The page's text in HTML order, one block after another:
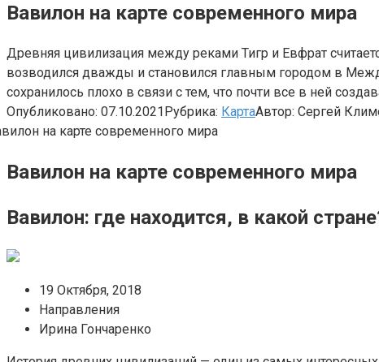
Вавилон на карте современного мира
Древняя цивилизация между реками Тигр и Евфрат
возводился дважды и становился главным городом в
сохранилось плохо в связи с тем, что почти все в ней
Опубликовано: 07.10.2021Рубрика: КартаАвтор: Сергей
Вавилон на карте современного мира
Вавилон: где находится, в какой
19 Октября, 2018
Направления
Ирина Гончаренко